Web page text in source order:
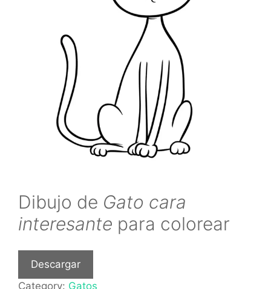
Dibujo de Gato cara
interesante para colorear
Descargar
Category: Gatos